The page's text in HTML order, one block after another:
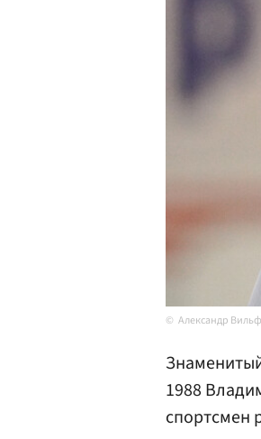
Александр
1988
спортсмен